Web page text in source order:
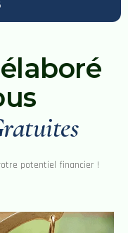
potentiel financier !